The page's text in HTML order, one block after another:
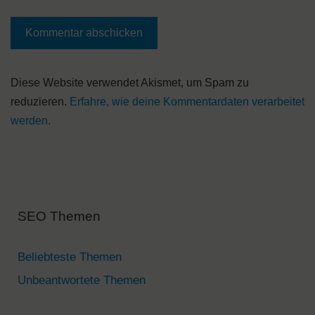
A
l
t
Diese Website verwendet Akismet, um Spam zu
reduzieren. Erfahre, wie deine Kommentardaten verarbeitet
werden.
SEO Themen
Beliebteste Themen
Unbeantwortete Themen